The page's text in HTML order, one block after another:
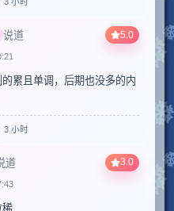
5.0
说道
累且单调，后期也没多的内
3 小时
3.0
道
稀